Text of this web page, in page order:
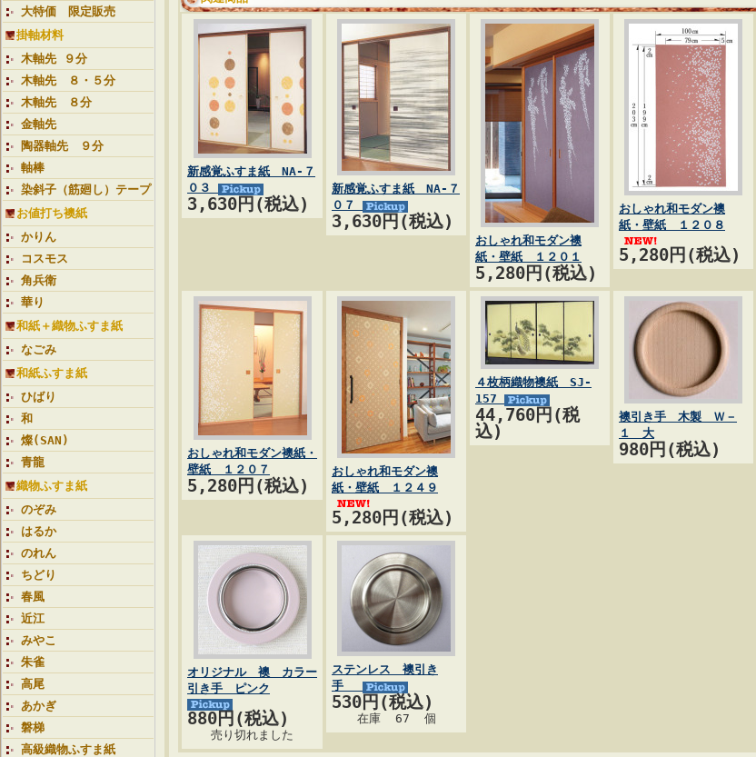
大特価 限定販売
掛軸材料
木軸先 ９分
木軸先 ８・５分
木軸先 ８分
金軸先
陶器軸先 ９分
軸棒
染斜子（筋廻し）テープ
お値打ち襖紙
かりん
コスモス
角兵衛
華り
和紙＋織物ふすま紙
なごみ
和紙ふすま紙
ひばり
和
燦(SAN)
青龍
織物ふすま紙
のぞみ
はるか
のれん
ちどり
春風
近江
みやこ
朱雀
高尾
あかぎ
磐梯
高級織物ふすま紙
新感覚ふすま紙 NA-７
０３
3,630円(税込)
新感覚ふすま紙 NA-７
０７
3,630円(税込)
おしゃれ和モダン襖
紙・壁紙 １２０１
5,280円(税込)
おしゃれ和モダン襖
紙・壁紙 １２０８
5,280円(税込)
おしゃれ和モダン襖紙・
壁紙 １２０７
5,280円(税込)
おしゃれ和モダン襖
紙・壁紙 １２４９
5,280円(税込)
４枚柄織物襖紙 SJ-
157
44,760円(税
込)
襖引き手 木製 Ｗ－
１ 大
980円(税込)
オリジナル 襖 カラー
引き手 ピンク
880円(税込)
売り切れました
ステンレス 襖引き
手
530円(税込)
在庫 67 個